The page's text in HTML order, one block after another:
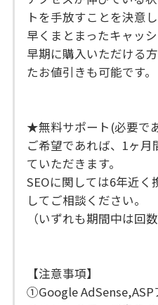
トを手放すことを決意し
早くまとまったキャッ
早期に購入いただける
たお値引きも可能です。
★無料サポート(必要で
ご希望であれば、1ヶ
ていただきます。
SEOに関しては6年近
してご相談ください。
（いずれも期間中は回
【注意事項】
①Google AdSense,ASP